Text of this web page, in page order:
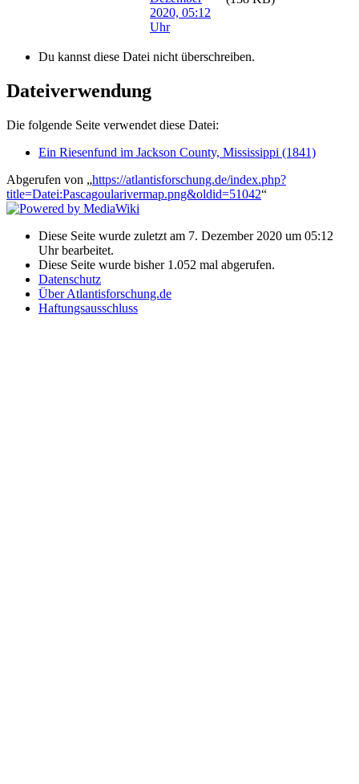
Du kannst diese Datei nicht überschreiben.
Dateiverwendung
Die folgende Seite verwendet diese Datei:
Ein Riesenfund im Jackson County, Mississippi (1841)
Abgerufen von „https://atlantisforschung.de/index.php?
title=Datei:Pascagoularivermap.png&oldid=51042“
Diese Seite wurde zuletzt am 7. Dezember 2020 um 05:12
Uhr bearbeitet.
Diese Seite wurde bisher 1.052 mal abgerufen.
Datenschutz
Über Atlantisforschung.de
Haftungsausschluss